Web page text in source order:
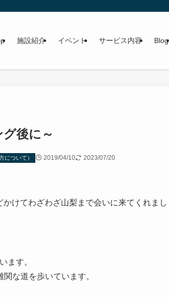
施設紹介 イベント サービス内容 Blog
後に～
について） 2019/04/10 2023/07/20
けてわざわざ山梨まで会いに来てくれまし
ます。
な道を歩いています。